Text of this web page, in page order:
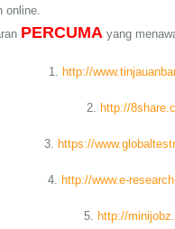
online.
PERCUMA yang
1. http://
2. http://
3. https://
4. http://www.e-
5. http://